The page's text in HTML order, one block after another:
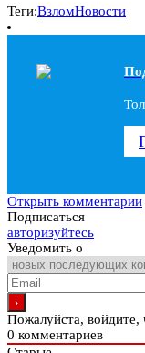
Теги:ВзломНовости
Открыть комментарии
Подписаться
авторизуйтесь
Уведомить о
Пожалуйста,
0 комментариев